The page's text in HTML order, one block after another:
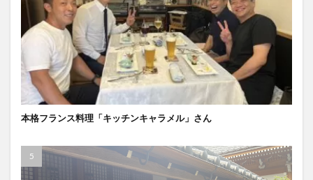
本格フランス料理「キッチンキャラメル」さん